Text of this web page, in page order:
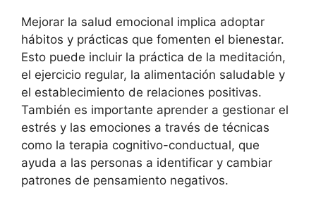
Mejorar la salud emocional implica adoptar
hábitos y prácticas que fomenten el bienestar.
Esto puede incluir la práctica de la meditación,
el ejercicio regular, la alimentación saludable y
el establecimiento de relaciones positivas.
También es importante aprender a gestionar el
estrés y las emociones a través de técnicas
como la terapia cognitivo-conductual, que
ayuda a las personas a identificar y cambiar
patrones de pensamiento negativos.